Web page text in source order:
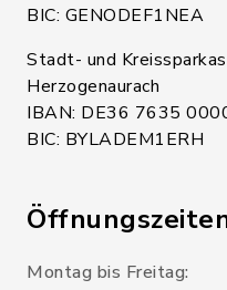
BIC: GENODEF1NEA
Stadt- und
Herzogenaurach
IBAN: DE36 7635
BIC: BYLADEM1ERH
Montag bis Freitag: